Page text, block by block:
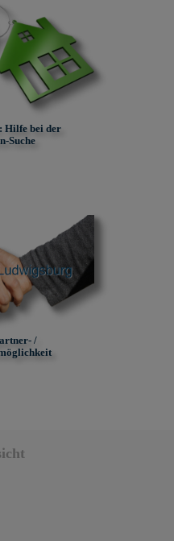
Hilfe bei der
Suche
/